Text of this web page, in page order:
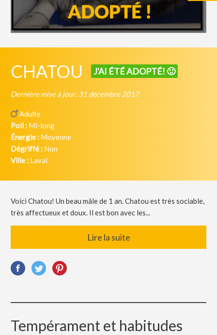
CHATOU J'AI ÉTÉ ADOPTÉ! 🙂
Dernière mise à jour: 31 décembre 2017
Adulte
Poil : Mi-long
Énergie : Moyenne
Dégriffé : Non
Ville : Laval
Voici Chatou! Un beau mâle de 1 an. Chatou est très sociable,
très affectueux et doux. Il est bon avec les...
Lire la suite
Tempérament et habitudes